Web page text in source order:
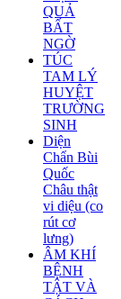
QUẢ
BẤT
NGỜ
TÚC
TAM LÝ
HUYỆT
TRƯỜNG
SINH
Diện
Chẩn Bùi
Quốc
Châu thật
vi diệu (co
rút cơ
lưng)
ÂM KHÍ
BỆNH
TẬT VÀ